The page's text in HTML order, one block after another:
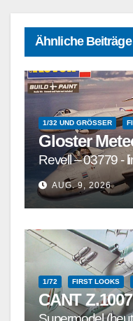
Ähnliche Beiträge
1/32 UND GRÖSSER
Gloster
Revell – 03779 -
AUG. 9, 2026
1/72 FIRST LOOKS
CANT